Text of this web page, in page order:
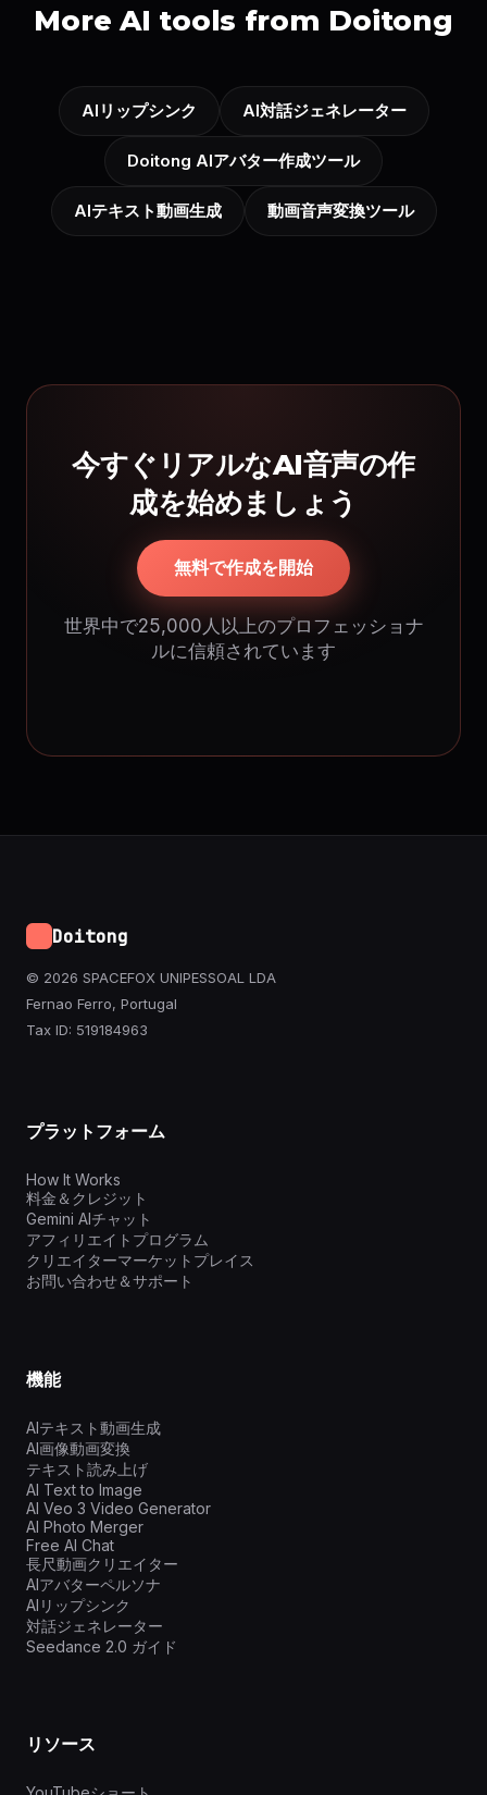
More AI tools from Doitong
AIリップシンク AI対話ジェネレーター
Doitong AIアバター作成ツール
AIテキスト動画生成 動画音声変換ツール
今すぐリアルなAI音声の作
成を始めましょう
無料で作成を開始
世界中で25,000人以上のプロフェッショナ
ルに信頼されています
Doitong
© 2026 SPACEFOX UNIPESSOAL LDA
Fernao Ferro, Portugal
Tax ID: 519184963
プラットフォーム
How It Works
料金＆クレジット
Gemini AIチャット
アフィリエイトプログラム
クリエイターマーケットプレイス
お問い合わせ＆サポート
機能
AIテキスト動画生成
AI画像動画変換
テキスト読み上げ
AI Text to Image
AI Veo 3 Video Generator
AI Photo Merger
Free AI Chat
長尺動画クリエイター
AIアバターペルソナ
AIリップシンク
対話ジェネレーター
Seedance 2.0 ガイド
リソース